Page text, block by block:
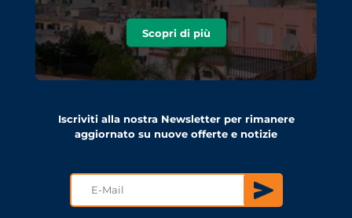
Scopri di più
Iscriviti alla nostra Newsletter per rimanere
aggiornato su nuove offerte e notizie